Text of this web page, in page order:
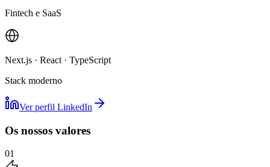
Fintech e SaaS
Next.js · React · TypeScript
Stack moderno
Ver perfil LinkedIn
Os nossos valores
01